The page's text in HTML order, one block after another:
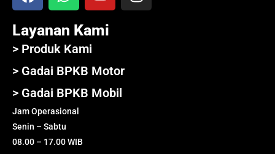
Layanan Kami
> Produk Kami
> Gadai BPKB Motor
> Gadai BPKB Mobil
Jam Operasional
Senin – Sabtu
08.00 – 17.00 WIB